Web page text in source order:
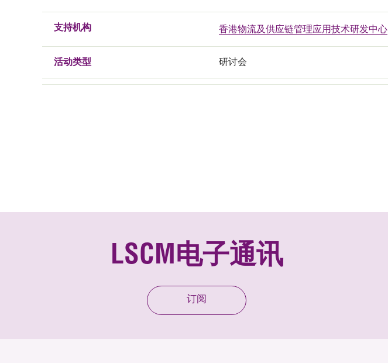
支持机构 香港物流及供应链管理应用技术研发中心
活动类型 研讨会
LSCM电子通讯
订阅